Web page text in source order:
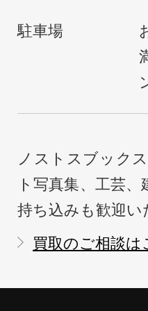
駐車場
ノストスブック
ト写真集、工芸
持ち込みも歓迎い
買取のご相談は